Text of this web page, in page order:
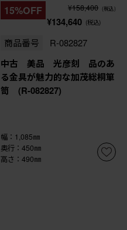
15%OFF ¥158,400 (税込)
¥134,640 (税込)
商品番号 R-082827
中古 美品 光彦刻 品のあ
る金具が魅力的な加茂総桐箪
笥 (R-082827)
幅：1,085㎜
奥行：450㎜
高さ：490㎜